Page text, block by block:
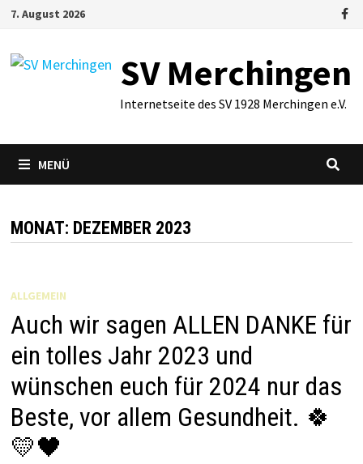
Zum
springen
7. August 2026
SV Merchingen
Internetseite des SV 1928 Merchingen e.V.
MENÜ
MONAT: DEZEMBER 2023
ALLGEMEIN
Auch wir sagen ALLEN DANKE für
ein tolles Jahr 2023 und
wünschen euch für 2024 nur das
Beste, vor allem Gesundheit. 🍀
💛🖤